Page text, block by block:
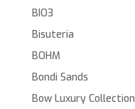
BIO3
Bisuteria
BOHM
Bondi Sands
Bow Luxury Collection